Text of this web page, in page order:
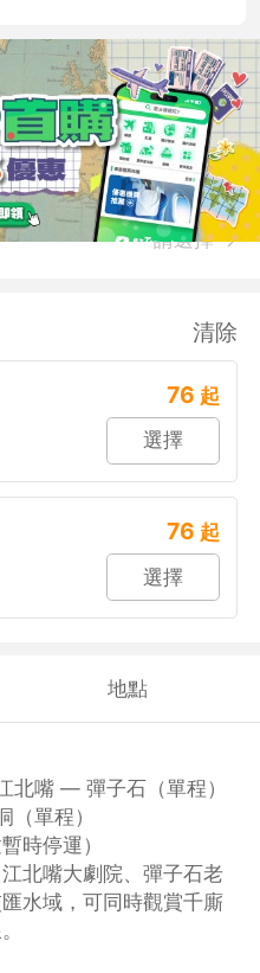
請選擇
清除
76 起
選擇
76 起
選擇
地點
嘴 — 彈子石（單程）
單程）
時停運）
北嘴大劇院、彈子石老
水域，可同時觀賞千廝